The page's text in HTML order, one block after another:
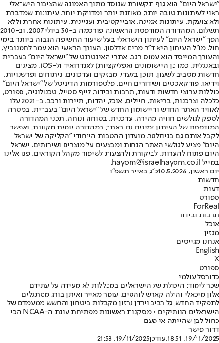
"ישראל היום" הוא גוף תקשורת שנוסד מתוך האמונה שהציבור הישראלי
ראוי לעיתונות טובה יותר, מאוזנת יותר ומדויקת יותר. עיתונות שמדברת
ולא צועקת. עיתונות אמינה, אובייקטיבית ועניינית. עיתונות אחרת וללא
תשלום. המהדורה המודפסת הראשונה פורסמה ב-30 ביולי 2007, וב-2010
הפך "ישראל היום" לעיתון הישראלי בעל שיעור החשיפה הגבוה ביותר בימי
חול. מו"ל העיתון היא ד"ר מרים אדלסון. העורך הראשי הוא עמר לחמנוביץ,
והעורך המייסד הוא עמוס רגב. אתרי האינטרנט של "ישראל היום" בעברית
ובאנגלית, כמו כן היישומונים (אפליקציות) לאנדרואיד ול-iOS, מציגים
חדשות מסביב לשעון, תוכן בלעדי, מבזקים ועדכונים, ניתוחים ופרשנויות,
וידיאו, פודקאסטים ושידורים חיים. פלטפורמות הדיגיטל של "ישראל היום"
כוללות ערוצי חדשות ודעות, תרבות ובידור, לייף סטייל, טכנולוגיה, ספורט,
כלכלה וצרכנות, בריאות, חיילים, אוכל, יהדות, תיירות ורכב. ב-2021 עלו
לאוויר האתר החדש והיישומון החדש של "ישראל היום" בעברית, במטרה
לספק לגולשים חוויה מהירה, עדכנית, בטוחה ונוחה. תכני המהדורה
המודפסת של העיתון זמינים גם באתר, במהדורה יומית מקוונת, ואפשר
לקבל אותם גם בניוזלטר. מועדון ההטבות הייחודי "הקליקה של ישראל
היום" מציע לגולשי האתר הנחות ומבצעים על מוצרים ושירותים. ישראל
היום פתוח להערות, לביקורת ולהצעות לשיפור מקהל הקוראים. פנו אלינו
במייל hayom@israelhayom.co.il.
יום ראשון, 10.5.2026
כ"ג באייר תשפ"ו
חדשות
דעות
ספורט
ForReal
תרבות ובידור
אוכל
מגזין
אנחנו מגייסים
English
X
ספורט
כדורסל עולמי
שכר לימוד: היכולת של הישראלים במכללות לא מעידה על עתידם
אלון מיכאלי והילה קארש לוהטים, עומר מאייר ואיתן בורג מסתגלים
לתפקיד החדש, גל רביב וירדן גרזון מקבלות ביטחון והחשש ממעמדם של
הישראלים הוותיקים • מסקנות ראשונות מפתיחת עונת ה-NCAA הכי
כחול לבן שהייתה אי פעם
דרור פישר
19/11/2025, 18:51
,עודכן19/11/2025, 21:58